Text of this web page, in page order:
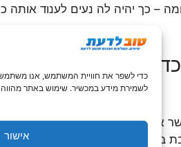
כדי לשפר את חוויית המשתמש, אנו משתמשים
לשמירת מידע במכשיר. שימוש באתר
אישור
– כך יהיה לה נעים לענוד
לקנות טבעות
אנחנו רוצים לקנות טבעת לבת
באופן אישי. עיצוב אישי של
טבעות